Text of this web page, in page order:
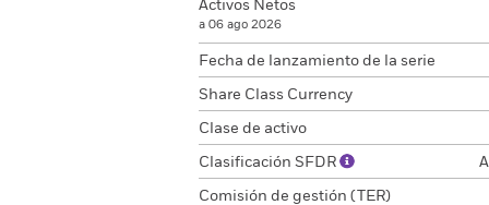
Activos Netos
a 06 ago 2026
Fecha de lanzamiento de la serie
Share Class Currency
Clase de activo
Clasificación SFDR
Comisión de gestión (TER)